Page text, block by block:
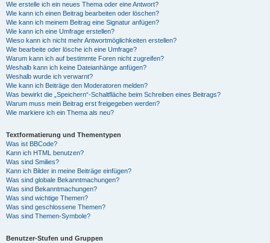
Wie erstelle ich ein neues Thema oder eine Antwort?
Wie kann ich einen Beitrag bearbeiten oder löschen?
Wie kann ich meinem Beitrag eine Signatur anfügen?
Wie kann ich eine Umfrage erstellen?
Wieso kann ich nicht mehr Antwortmöglichkeiten erstellen?
Wie bearbeite oder lösche ich eine Umfrage?
Warum kann ich auf bestimmte Foren nicht zugreifen?
Weshalb kann ich keine Dateianhänge anfügen?
Weshalb wurde ich verwarnt?
Wie kann ich Beiträge den Moderatoren melden?
Was bewirkt die „Speichern“-Schaltfläche beim Schreiben eines Beitrags?
Warum muss mein Beitrag erst freigegeben werden?
Wie markiere ich ein Thema als neu?
Textformatierung und Thementypen
Was ist BBCode?
Kann ich HTML benutzen?
Was sind Smilies?
Kann ich Bilder in meine Beiträge einfügen?
Was sind globale Bekanntmachungen?
Was sind Bekanntmachungen?
Was sind wichtige Themen?
Was sind geschlossene Themen?
Was sind Themen-Symbole?
Benutzer-Stufen und Gruppen